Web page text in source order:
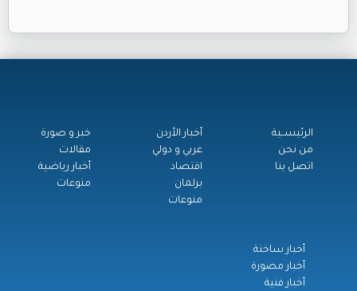
الرئيســية
من نحن
اتصل بنا
أخبار الأردن
عربي و دولي
اقتصاد
برلمان
منوعات
خبر و صورة
مقالات
أخبار رياضية
منوعات
أخبار ساخنة
أخبار مصورة
أخبار فنية